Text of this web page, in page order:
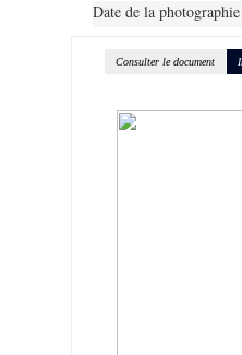
Date de la
Consulter le document